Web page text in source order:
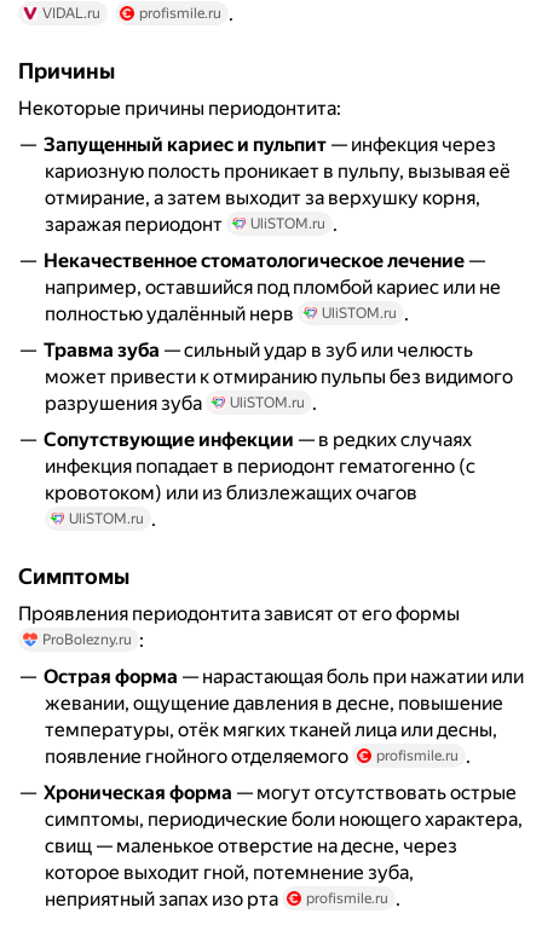
VIDAL.ru profismile.ru .
Причины
Некоторые причины периодонтита:
Запущенный кариес и пульпит — инфекция через
кариозную полость проникает в пульпу, вызывая её
отмирание, а затем выходит за верхушку корня,
заражая периодонт
UliSTOM.ru .
Некачественное стоматологическое лечение —
например, оставшийся под пломбой кариес или не
полностью удалённый нерв
UliSTOM.ru .
Травма зуба — сильный удар в зуб или челюсть
может привести к отмиранию пульпы без видимого
разрушения зуба
UliSTOM.ru .
Сопутствующие инфекции — в редких случаях
инфекция попадает в периодонт гематогенно (с
кровотоком) или из близлежащих очагов
UliSTOM.ru .
Симптомы
Проявления периодонтита зависят от его формы
ProBolezny.ru :
Острая форма — нарастающая боль при нажатии или
жевании, ощущение давления в десне, повышение
температуры, отёк мягких тканей лица или десны,
появление гнойного отделяемого
profismile.ru .
Хроническая форма — могут отсутствовать острые
симптомы, периодические боли ноющего характера,
свищ — маленькое отверстие на десне, через
которое выходит гной, потемнение зуба,
неприятный запах изо рта
profismile.ru .